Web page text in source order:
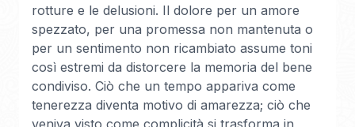
rotture e le delusioni. Il dolore per un amore
spezzato, per una promessa non mantenuta o
per un sentimento non ricambiato assume toni
così estremi da distorcere la memoria del bene
condiviso. Ciò che un tempo appariva come
tenerezza diventa motivo di amarezza; ciò che
veniva visto come complicità si trasforma in